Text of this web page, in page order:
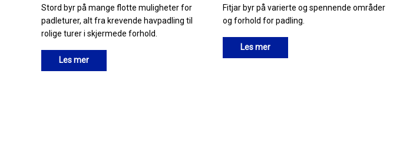
Stord byr på mange flotte muligheter for
padleturer, alt fra krevende havpadling til
rolige turer i skjermede forhold.
Les mer
Fitjar byr på varierte og spennende områder
og forhold for padling.
Les mer